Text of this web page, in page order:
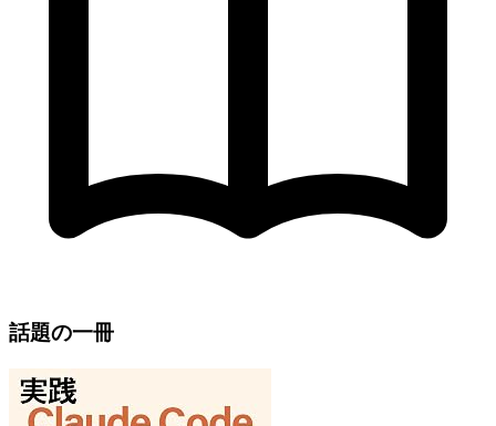
話題の一冊